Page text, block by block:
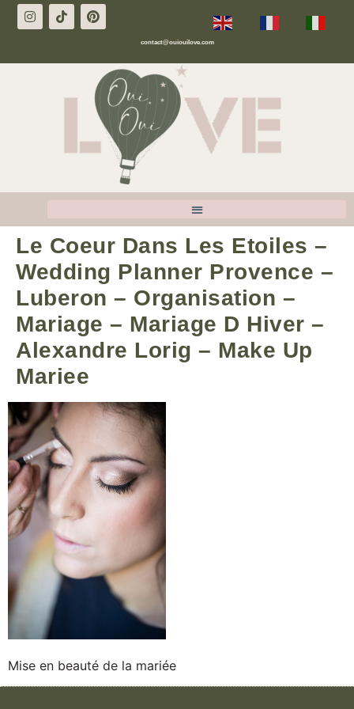
contact@ouiouilove.com
Le Coeur Dans Les Etoiles –
Wedding Planner Provence –
Luberon – Organisation –
Mariage – Mariage D Hiver –
Alexandre Lorig – Make Up
Mariee
Mise en beauté de la mariée